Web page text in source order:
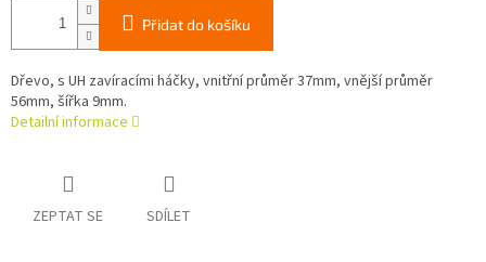
Přidat do košíku
Dřevo, s UH zavíracími háčky, vnitřní průměr 37mm, vnější průměr
56mm, šířka 9mm.
Detailní informace
ZEPTAT SE SDÍLET